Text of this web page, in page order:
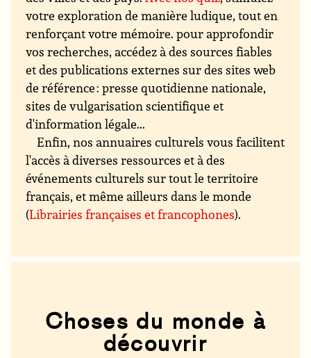
votre exploration de manière ludique, tout en
renforçant votre mémoire. pour approfondir
vos recherches, accédez à des sources fiables
et des publications externes sur des sites web
de référence : presse quotidienne nationale,
sites de vulgarisation scientifique et
d'information légale...
Enfin, nos annuaires culturels vous facilitent
l'accès à diverses ressources et à des
événements culturels sur tout le territoire
français, et même ailleurs dans le monde
(Librairies françaises et francophones).
Choses du monde à
découvrir